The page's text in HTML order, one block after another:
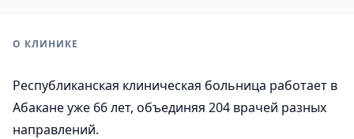
О КЛИНИКЕ
Республиканская клиническая больница работает в
Абакане уже 66 лет, объединяя 204 врачей разных
направлений.